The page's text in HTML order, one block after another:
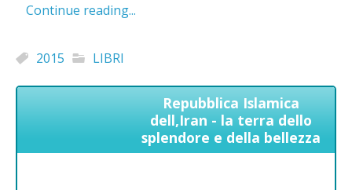
Continue reading...
2015 LIBRI
Repubblica Islamica
dell,Iran - la terra dello
splendore e della bellezza